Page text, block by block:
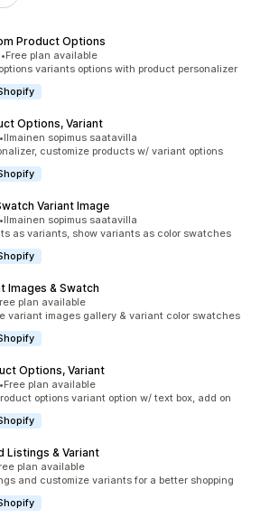
Product Options
yhteensä
•Free plan available
variants options with product personalizer
Options, Variant
yhteensä
•Ilmainen sopimus saatavilla
customize products w/ variant options
Variant Image
yhteensä
•Ilmainen sopimus saatavilla
as variants, show variants as color swatches
Images & Swatch
yhteensä
plan available
variant images gallery & variant color swatches
Options, Variant
yhteensä
•Free plan available
options variant option w/ text box, add on
Listings & Variant
yhteensä
plan available
and customize variants for a better shopping